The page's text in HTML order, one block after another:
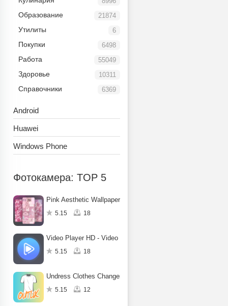
21874
Образование
6
Утилиты
6498
Покупки
55049
Работа
10311
Здоровье
6369
Справочники
Android
Huawei
Windows Phone
Фотокамера: TOP 5
Pink Aesthetic Wallpapers 4K
5.15 18
Video Player HD - Video Editor
5.15 18
Undress Clothes Changer Outlix
5.15 12